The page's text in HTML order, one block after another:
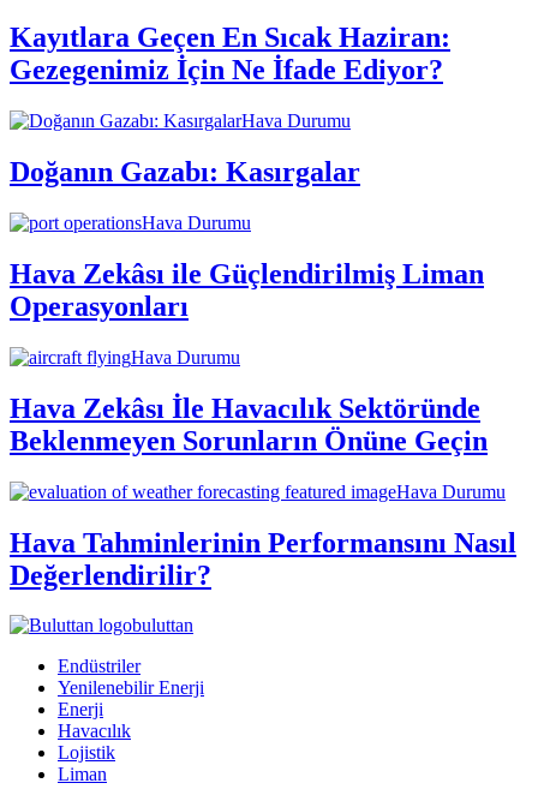
Kayıtlara Geçen En Sıcak Haziran:
Gezegenimiz İçin Ne İfade Ediyor?
Hava Durumu
Doğanın Gazabı: Kasırgalar
Hava Durumu
Hava Zekâsı ile Güçlendirilmiş Liman
Operasyonları
Hava Durumu
Hava Zekâsı İle Havacılık Sektöründe
Beklenmeyen Sorunların Önüne Geçin
Hava Durumu
Hava Tahminlerinin Performansını Nasıl
Değerlendirilir?
buluttan
Endüstriler
Yenilenebilir Enerji
Enerji
Havacılık
Lojistik
Liman